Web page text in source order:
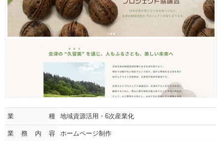
業種 地域資源活用・6次産業化
業務内容 ホームページ制作